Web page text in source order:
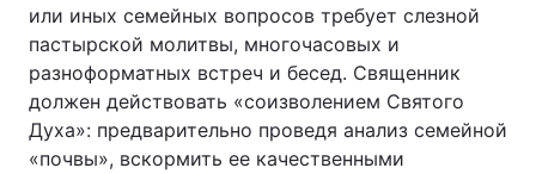
или иных семейных вопросов требует слезной
пастырской молитвы, многочасовых и
разноформатных встреч и бесед. Священник
должен действовать «соизволением Святого
Духа»: предварительно проведя анализ семейной
«почвы», вскормить ее качественными